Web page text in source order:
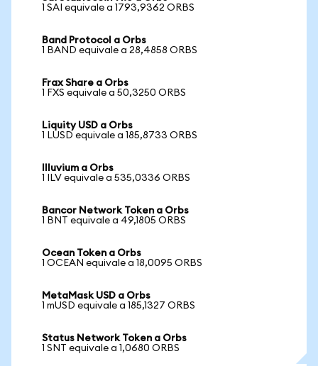
1 SAI equivale a 1793,9362 ORBS
Band Protocol a Orbs
1 BAND equivale a 28,4858 ORBS
Frax Share a Orbs
1 FXS equivale a 50,3250 ORBS
Liquity USD a Orbs
1 LUSD equivale a 185,8733 ORBS
Illuvium a Orbs
1 ILV equivale a 535,0336 ORBS
Bancor Network Token a Orbs
1 BNT equivale a 49,1805 ORBS
Ocean Token a Orbs
1 OCEAN equivale a 18,0095 ORBS
MetaMask USD a Orbs
1 mUSD equivale a 185,1327 ORBS
Status Network Token a Orbs
1 SNT equivale a 1,0680 ORBS